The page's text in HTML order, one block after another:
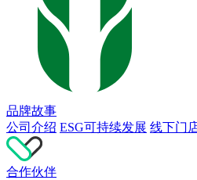
品牌故事
公司介绍 ESG可持续发展 线下门
合作伙伴